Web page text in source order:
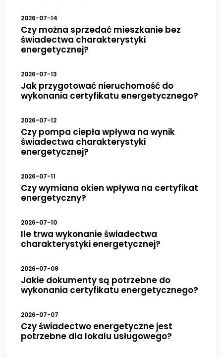
2026-07-14
Czy można sprzedać mieszkanie bez
świadectwa charakterystyki
energetycznej?
2026-07-13
Jak przygotować nieruchomość do
wykonania certyfikatu energetycznego?
2026-07-12
Czy pompa ciepła wpływa na wynik
świadectwa charakterystyki
energetycznej?
2026-07-11
Czy wymiana okien wpływa na certyfikat
energetyczny?
2026-07-10
Ile trwa wykonanie świadectwa
charakterystyki energetycznej?
2026-07-09
Jakie dokumenty są potrzebne do
wykonania certyfikatu energetycznego?
2026-07-07
Czy świadectwo energetyczne jest
potrzebne dla lokalu usługowego?